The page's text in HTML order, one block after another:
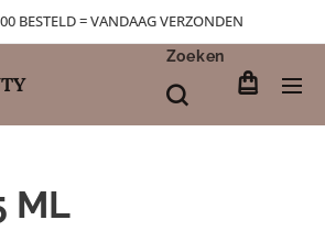
BESTELD = VANDAAG VERZONDEN
Zoeken
ML